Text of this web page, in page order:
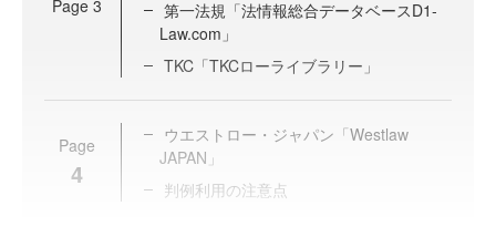
Page 3
第一法規「法情報総合データベースD1‐
Law.com」
TKC「TKCローライブラリー」
Page
4
ウエストロー・ジャパン「Westlaw
JAPAN」
判例利用の注意点